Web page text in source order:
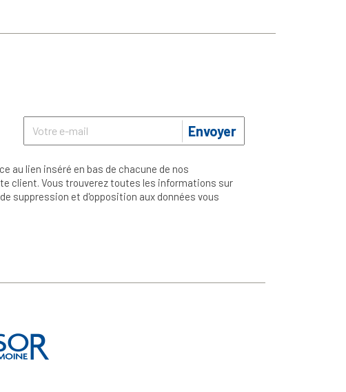
Envoyer
au lien inséré en bas de chacune de nos
client. Vous trouverez toutes les informations sur
suppression et d'opposition aux données vous